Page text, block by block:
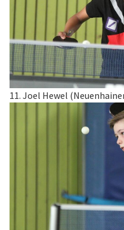
11. Joel Hewel